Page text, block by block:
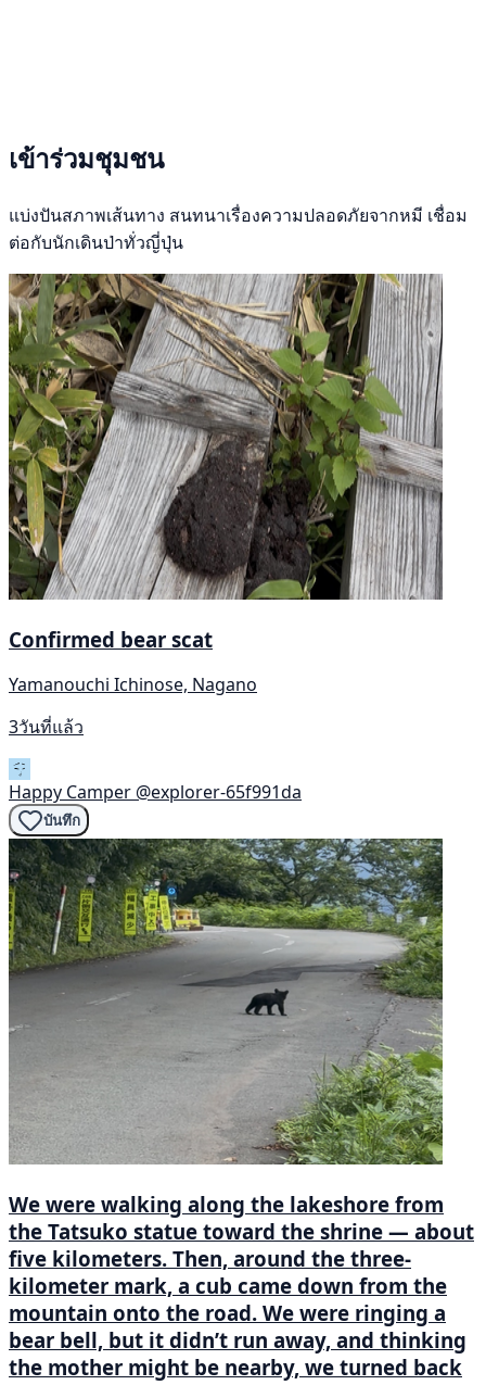
เข้าร่วมชุมชน
แบ่งปันสภาพเส้นทาง สนทนาเรื่องความปลอดภัยจากหมี เชื่อม
ต่อกับนักเดินป่าทั่วญี่ปุ่น
Confirmed bear scat
Yamanouchi Ichinose, Nagano
3วันที่แล้ว
Happy Camper @explorer-65f991da
บันทึก
We were walking along the lakeshore from
the Tatsuko statue toward the shrine — about
five kilometers. Then, around the three-
kilometer mark, a cub came down from the
mountain onto the road. We were ringing a
bear bell, but it didn’t run away, and thinking
the mother might be nearby, we turned back